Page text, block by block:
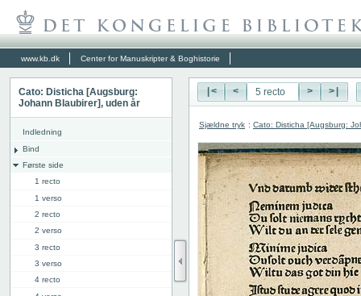
www.kb.dk Center for Manuskripter & Boghistorie
Cato: Disticha [Augsburg:
Johann Blaubirer], uden år
Indledning
Bind
Første side
1 recto
1 verso
2 recto
2 verso
3 recto
3 verso
4 recto
|< < > >|
Sjældne tryk : Cato: Disticha [Augsburg: